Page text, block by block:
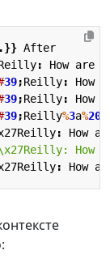
After
: How are
39;Reilly: How
39;Reilly: How
39;Reilly%3a%20
: How
How
: How